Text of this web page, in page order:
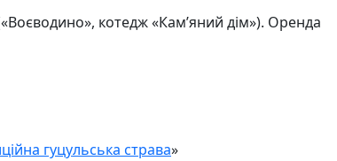
котедж «Кам’яний дім»). Оренда
гуцульська страва»